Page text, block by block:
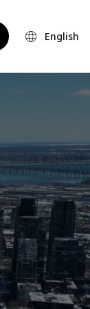
English